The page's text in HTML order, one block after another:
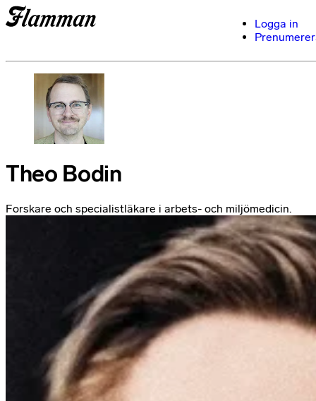
Logga in
Theo Bodin
Forskare och specialistläkare i arbets- och miljömedicin.